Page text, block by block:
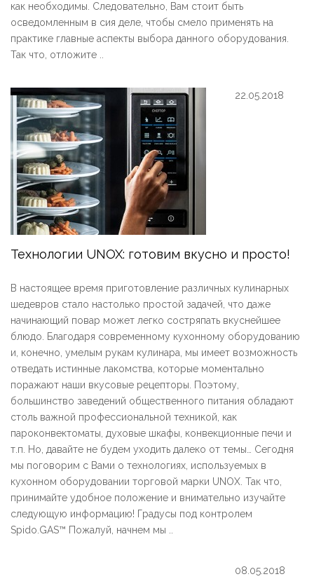
как необходимы. Следовательно, Вам стоит быть
осведомленным в сия деле, чтобы смело применять на
практике главные аспекты выбора данного оборудования.
Так что, отложите ..
22.05.2018
Технологии UNOX: готовим вкусно и просто!
В настоящее время приготовление различных кулинарных
шедевров стало настолько простой задачей, что даже
начинающий повар может легко состряпать вкуснейшее
блюдо. Благодаря современному кухонному оборудованию
и, конечно, умелым рукам кулинара, мы имеет возможность
отведать истинные лакомства, которые моментально
поражают наши вкусовые рецепторы. Поэтому,
большинство заведений общественного питания обладают
столь важной профессиональной техникой, как
пароконвектоматы, духовые шкафы, конвекционные печи и
т.п. Но, давайте не будем уходить далеко от темы… Сегодня
мы поговорим с Вами о технологиях, используемых в
кухонном оборудовании торговой марки UNOX. Так что,
принимайте удобное положение и внимательно изучайте
следующую информацию! Градусы под контролем
Spido.GAS™ Пожалуй, начнем мы ..
08.05.2018